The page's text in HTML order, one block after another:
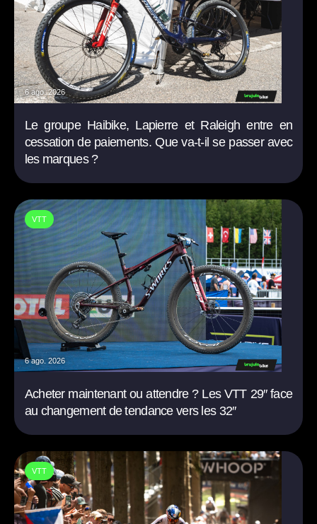
6 ago. 2026
Le groupe Haibike, Lapierre et Raleigh entre en
cessation de paiements. Que va-t-il se passer avec
les marques ?
VTT
6 ago. 2026
Acheter maintenant ou attendre ? Les VTT 29″ face
au changement de tendance vers les 32″
VTT